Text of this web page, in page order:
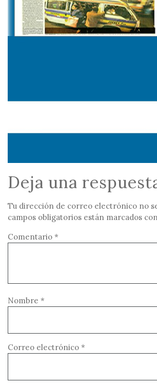
Deja una
Tu dirección de correo electrónico no
campos obligatorios están marcados
Comentario *
Nombre *
Correo electrónico *